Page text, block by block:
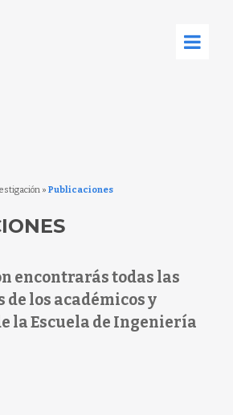
» Publicaciones
encontrarás todas las
los académicos y
la Escuela de Ingeniería